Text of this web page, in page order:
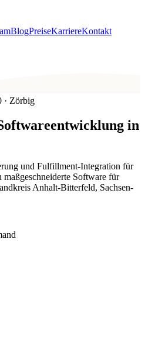
BlogPreiseKarriereKontakt
· Zörbig
in
und Fulfillment-Integration für
Software für
Anhalt-Bitterfeld, Sachsen-